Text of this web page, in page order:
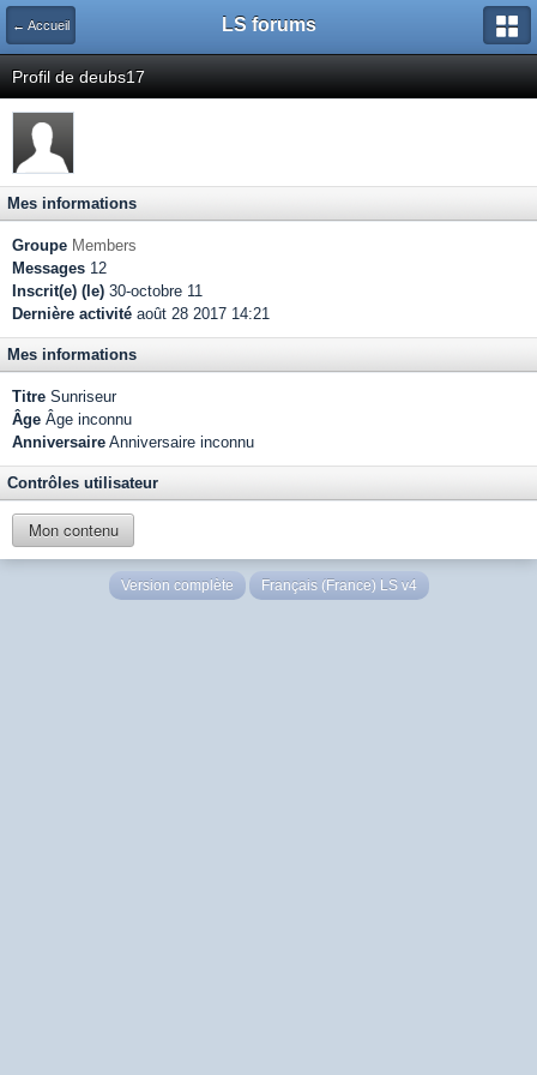
← Accueil LS forums
Profil de deubs17
Mes informations
Groupe Members
Messages 12
Inscrit(e) (le) 30-octobre 11
Dernière activité août 28 2017 14:21
Mes informations
Titre Sunriseur
Âge Âge inconnu
Anniversaire Anniversaire inconnu
Contrôles utilisateur
Mon contenu
Version complète Français (France) LS v4